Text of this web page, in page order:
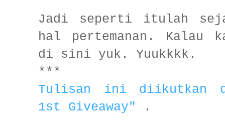
Jadi seperti itulah
hal pertemanan. Kalau
di sini yuk. Yuukkkk.
***
Tulisan ini diikutkan
1st Giveaway"
.